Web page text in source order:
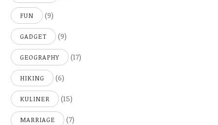
FUN (9)
GADGET (9)
GEOGRAPHY (17)
HIKING (6)
KULINER (15)
MARRIAGE (7)